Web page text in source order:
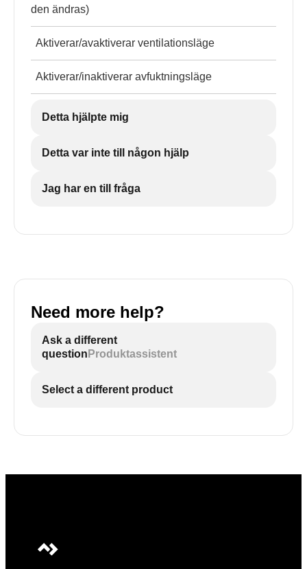
den ändras)
Aktiverar/avaktiverar ventilationsläge
Aktiverar/inaktiverar avfuktningsläge
Detta hjälpte mig
Detta var inte till någon hjälp
Jag har en till fråga
Need more help?
Ask a different
question Produktassistent
Select a different product